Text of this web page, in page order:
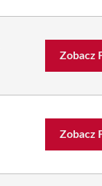
Zobacz
Zobacz